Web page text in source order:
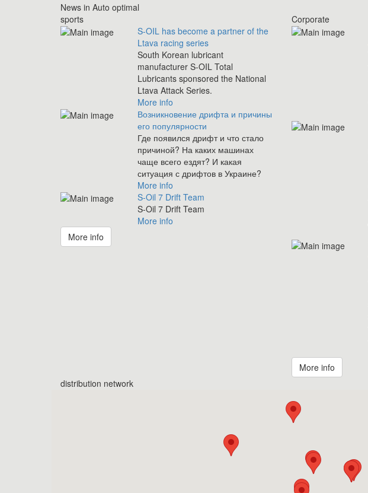
News in Auto optimal
sports
S-OIL has become a partner of the
Ltava racing series
South Korean lubricant
manufacturer S-OIL Total
Lubricants sponsored the National
Ltava Attack Series.
More info
Возникновение дрифта и причины
его популярности
Где появился дрифт и что стало
причиной? На каких машинах
чаще всего ездят? И какая
ситуация с дрифтов в Украине?
More info
S-Oil 7 Drift Team
S-Oil 7 Drift Team
More info
More info
Corporate
More info
distribution network